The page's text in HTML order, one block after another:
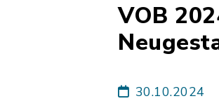
VOB
30.10.2024